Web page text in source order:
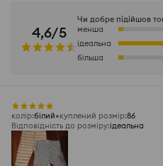
4,6/5
Чи добре підійшов
менша
ідеальна
більша
колір:білий куплений розмір:86
Відповідність до розміру:ідеальна